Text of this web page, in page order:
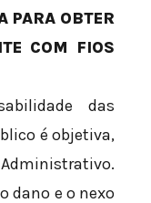
PARA OBTER
COM FIOS
das
é objetiva,
dano e o nexo